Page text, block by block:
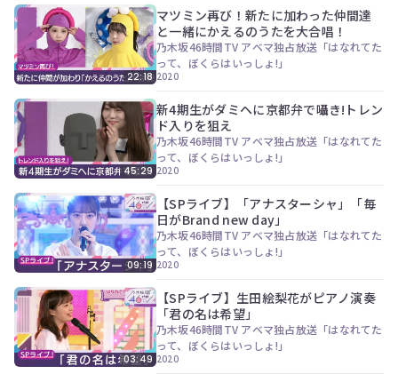
す。
今
す
ぐ
会
員
登
録
す
る
22:18
マツミン再び！新たに加わった仲間達
と一緒にかえるのうたを大合唱！
乃木坂46時間TV アベマ独占放送「はなれてた
って、ぼくらはいっしょ!」
2020
45:29
新4期生がダミヘに京都弁で囁き!トレン
ド入りを狙え
乃木坂46時間TV アベマ独占放送「はなれてた
って、ぼくらはいっしょ!」
2020
09:19
【SPライブ】「アナスターシャ」「毎
日がBrand new day」
乃木坂46時間TV アベマ独占放送「はなれてた
って、ぼくらはいっしょ!」
2020
03:49
【SPライブ】生田絵梨花がピアノ演奏
「君の名は希望」
乃木坂46時間TV アベマ独占放送「はなれてた
って、ぼくらはいっしょ!」
2020